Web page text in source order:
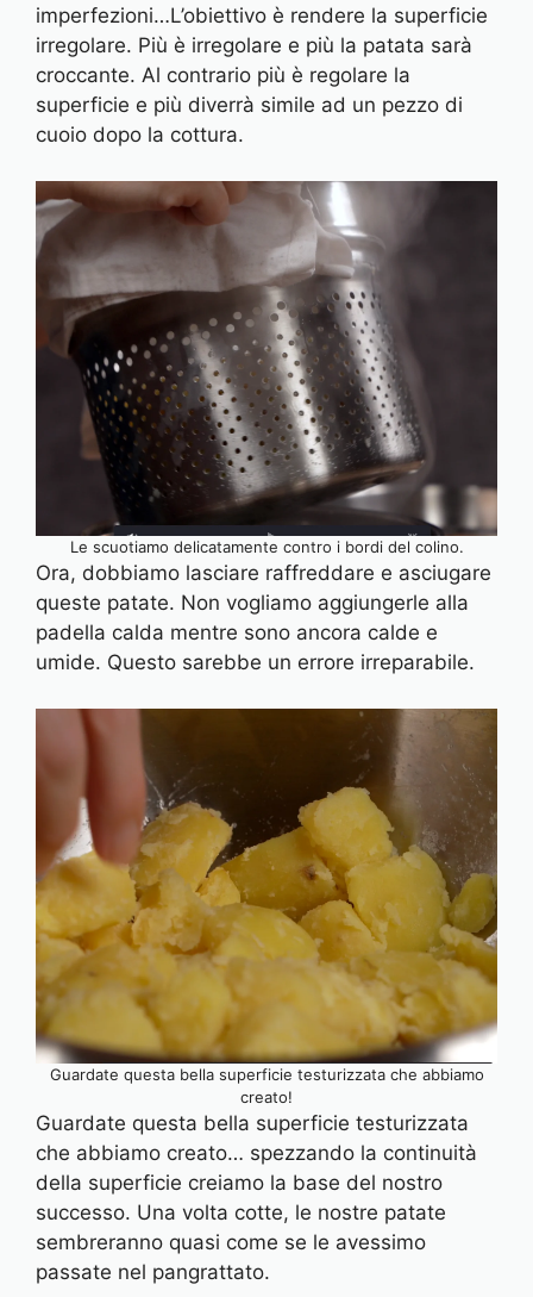
imperfezioni…L’obiettivo è rendere la superficie
irregolare. Più è irregolare e più la patata sarà
croccante. Al contrario più è regolare la
superficie e più diverrà simile ad un pezzo di
cuoio dopo la cottura.
Le scuotiamo delicatamente contro i bordi del colino.
Ora, dobbiamo lasciare raffreddare e asciugare
queste patate. Non vogliamo aggiungerle alla
padella calda mentre sono ancora calde e
umide. Questo sarebbe un errore irreparabile.
Guardate questa bella superficie testurizzata che abbiamo
creato!
Guardate questa bella superficie testurizzata
che abbiamo creato… spezzando la continuità
della superficie creiamo la base del nostro
successo. Una volta cotte, le nostre patate
sembreranno quasi come se le avessimo
passate nel pangrattato.